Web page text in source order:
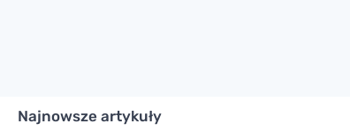
Najnowsze artykuły